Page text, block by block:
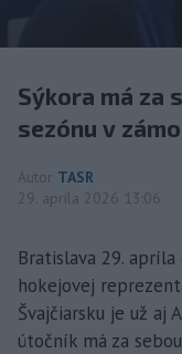
Sýkora má za
sezónu v
Autor TASR
29. apríla 2026 13:06
Bratislava 29. apríla
hokejovej
Švajčiarsku je už aj
útočník má za